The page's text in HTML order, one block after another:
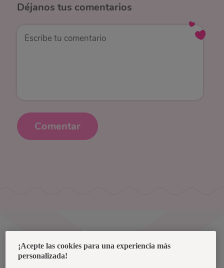
Déjanos tus comentarios
Comentar
¡Acepte las cookies para una experiencia más
personalizada!